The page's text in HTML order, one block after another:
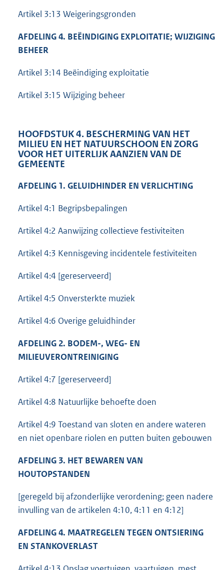
Artikel 3:13 Weigeringsgronden
AFDELING 4. BEËINDIGING EXPLOITATIE; WIJZIGING
BEHEER
Artikel 3:14 Beëindiging exploitatie
Artikel 3:15 Wijziging beheer
HOOFDSTUK 4. BESCHERMING VAN HET
MILIEU EN HET NATUURSCHOON EN ZORG
VOOR HET UITERLIJK AANZIEN VAN DE
GEMEENTE
AFDELING 1. GELUIDHINDER EN VERLICHTING
Artikel 4:1 Begripsbepalingen
Artikel 4:2 Aanwijzing collectieve festiviteiten
Artikel 4:3 Kennisgeving incidentele festiviteiten
Artikel 4:4 [gereserveerd]
Artikel 4:5 Onversterkte muziek
Artikel 4:6 Overige geluidhinder
AFDELING 2. BODEM-, WEG- EN
MILIEUVERONTREINIGING
Artikel 4:7 [gereserveerd]
Artikel 4:8 Natuurlijke behoefte doen
Artikel 4:9 Toestand van sloten en andere wateren
en niet openbare riolen en putten buiten gebouwen
AFDELING 3. HET BEWAREN VAN
HOUTOPSTANDEN
[geregeld bij afzonderlijke verordening; geen nadere
invulling van de artikelen 4:10, 4:11 en 4:12]
AFDELING 4. MAATREGELEN TEGEN ONTSIERING
EN STANKOVERLAST